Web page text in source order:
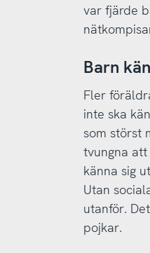
var fjärde
Barn
Fler
inte ska
som störst
tvungna
känna sig
Utan
utanför.
pojkar.